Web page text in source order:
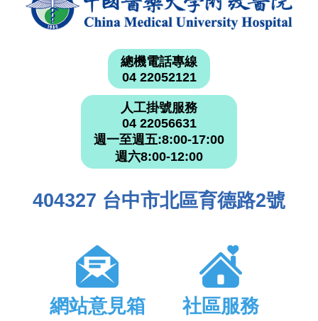
總機電話專線
04 22052121
人工掛號服務
04 22056631
週一至週五:8:00-17:00
週六8:00-12:00
404327 台中市北區育德路2號
網站意見箱 社區服務